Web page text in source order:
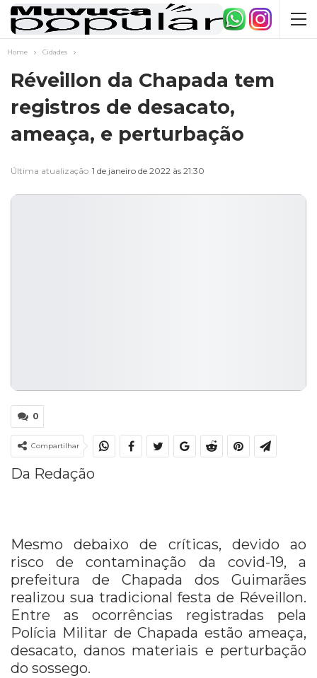
Home Cidades
Réveillon da Chapada tem
registros de desacato,
ameaça, e perturbação
Última atualização 1 de janeiro de 2022 às 21:30
0
Compartilhar
Da Redação
Mesmo debaixo de críticas, devido ao
risco de contaminação da covid-19, a
prefeitura de Chapada dos Guimarães
realizou sua tradicional festa de Réveillon.
Entre as ocorrências registradas pela
Polícia Militar de Chapada estão ameaça,
desacato, danos materiais e perturbação
do sossego.